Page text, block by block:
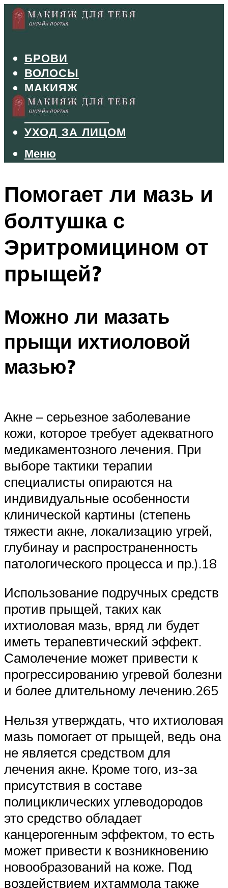
БРОВИ
ВОЛОСЫ
МАКИЯЖ
МАНИКЮР
ТУШЬ И ТЕНИ
УХОД ЗА ЛИЦОМ
Меню
Меню
Помогает ли мазь и
болтушка с
Эритромицином от
прыщей?
Можно ли мазать
прыщи ихтиоловой
мазью?
Акне – серьезное заболевание
кожи, которое требует адекватного
медикаментозного лечения. При
выборе тактики терапии
специалисты опираются на
индивидуальные особенности
клинической картины (степень
тяжести акне, локализацию угрей,
глубинау и распространенность
патологического процесса и пр.).18
Использование подручных средств
против прыщей, таких как
ихтиоловая мазь, вряд ли будет
иметь терапевтический эффект.
Самолечение может привести к
прогрессированию угревой болезни
и более длительному лечению.265
Нельзя утверждать, что ихтиоловая
мазь помогает от прыщей, ведь она
не является средством для
лечения акне. Кроме того, из-за
присутствия в составе
полициклических углеводородов
это средство обладает
канцерогенным эффектом, то есть
может привести к возникновению
новообразований на коже. Под
воздействием ихтаммола также